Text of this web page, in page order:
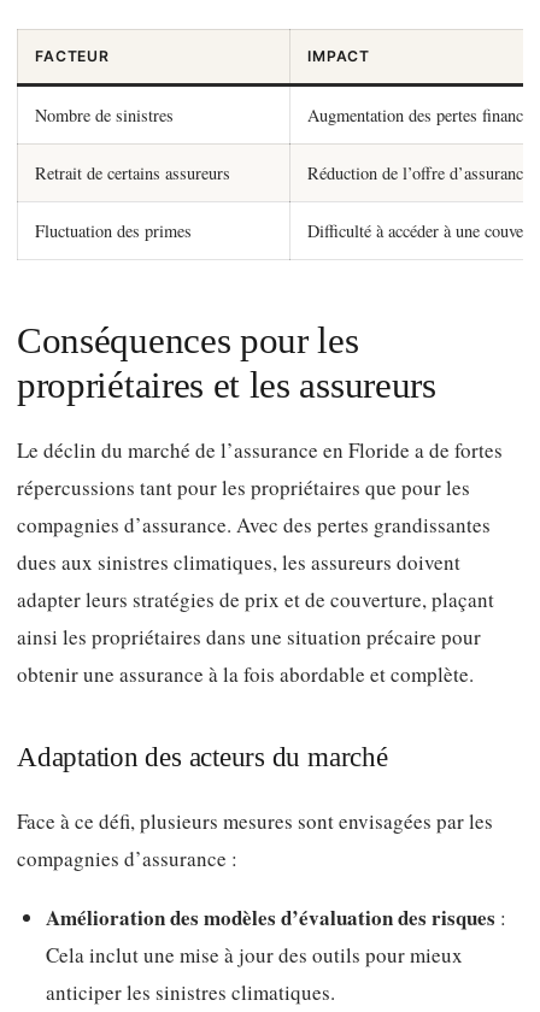
FACTEUR IMPACT
Nombre de sinistres Augmentation des pertes
Retrait de certains assureurs Réduction de l’offre d’assurance
Fluctuation des primes Difficulté à accéder à une
Conséquences pour les
propriétaires et les assureurs
Le déclin du marché de l’assurance en Floride a de fortes
répercussions tant pour les propriétaires que pour les
compagnies d’assurance. Avec des pertes grandissantes
dues aux sinistres climatiques, les assureurs doivent
adapter leurs stratégies de prix et de couverture, plaçant
ainsi les propriétaires dans une situation précaire pour
obtenir une assurance à la fois abordable et complète.
Adaptation des acteurs du marché
Face à ce défi, plusieurs mesures sont envisagées par les
compagnies d’assurance :
Amélioration des modèles d’évaluation des risques :
Cela inclut une mise à jour des outils pour mieux
anticiper les sinistres climatiques.